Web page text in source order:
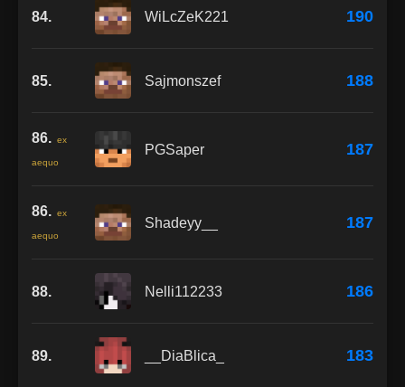
84. WiLcZeK221 190
85. Sajmonszef 188
86. ex
aequo
PGSaper 187
86. ex
aequo
Shadeyy__ 187
88. Nelli112233 186
89. __DiaBlica_ 183